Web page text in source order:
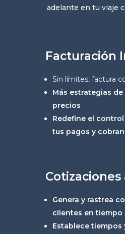
adelante en tu viaje
Facturación
Sin límites, factura
Más estrategias
precios
Redefine el
tus pagos y
Cotizaciones
Genera y rastrea
clientes en tiempo
Establece tiempos